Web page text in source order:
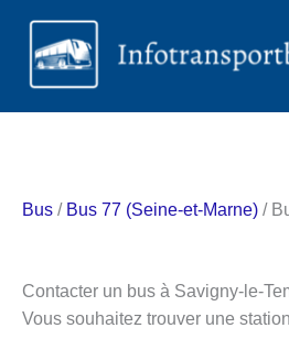
Aller
contenu
Bus / Bus 77 (Seine-et-Marne) /
Contacter un bus à Savigny-le-
Vous souhaitez trouver une